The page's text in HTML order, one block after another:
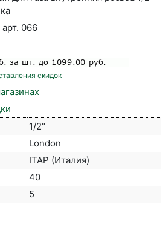
066
скидок
1/2"
London
ITAP (Италия)
40
5